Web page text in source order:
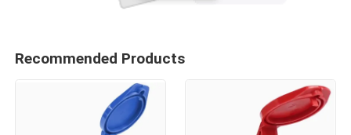
Recommended Products